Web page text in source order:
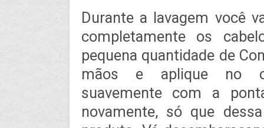
Durante a lavagem você
completamente os
pequena quantidade de
mãos e aplique no
suavemente com a
novamente, só que